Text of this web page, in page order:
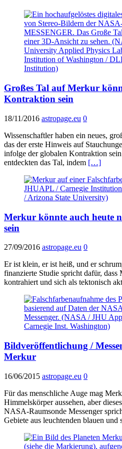
Großes Tal auf Merkur
Kontraktion sein
18/11/2016 astropage.eu 0
Wissenschaftler haben ein neues,
das der erste Hinweis auf
infolge der globalen Kontraktion
entdeckten das Tal, indem […]
Merkur könnte auch heute
sein
27/09/2016 astropage.eu 0
Er ist klein, er ist heiß, und er
finanzierte Studie spricht dafür, dass
kontrahiert und sich als tektonisch
Bildveröffentlichung /
Merkur
16/06/2015 astropage.eu 0
Für das menschliche Auge mag
Himmelskörper aussehen, aber
NASA-Raumsonde Messenger
Gebiete aus leuchtenden blauen und